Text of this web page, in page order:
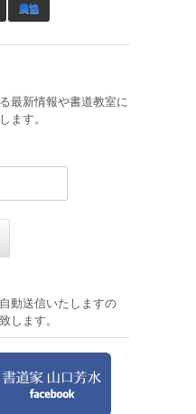
農協
最新情報や書道教室に
ます。
動送信いたしますの
します。